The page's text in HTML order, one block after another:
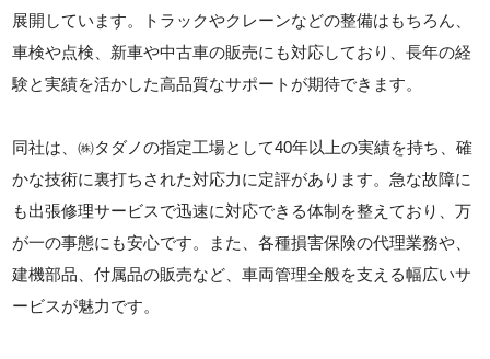
展開しています。トラックやクレーンなどの整備はもちろん、
車検や点検、新車や中古車の販売にも対応しており、長年の経
験と実績を活かした高品質なサポートが期待できます。
同社は、㈱タダノの指定工場として40年以上の実績を持ち、確
かな技術に裏打ちされた対応力に定評があります。急な故障に
も出張修理サービスで迅速に対応できる体制を整えており、万
が一の事態にも安心です。また、各種損害保険の代理業務や、
建機部品、付属品の販売など、車両管理全般を支える幅広いサ
ービスが魅力です。